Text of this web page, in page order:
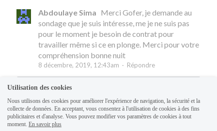
Abdoulaye Sima Merci Gofer, je demande au
sondage que je suis intéresse, me je ne suis pas
pour le moment je besoin de contrat pour
travailler même si ce en plonge. Merci pour votre
compréhension bonne nuit
8 décembre, 2019, 12:43am · Répondre
Utilisation des cookies
Nous utilisons des cookies pour améliorer l'expérience de navigation, la sécurité et la
collecte de données. En acceptant, vous consentez à l'utilisation de cookies à des fins
publicitaires et d'analyse. Vous pouvez modifier vos paramètres de cookies à tout
moment. En savoir plus